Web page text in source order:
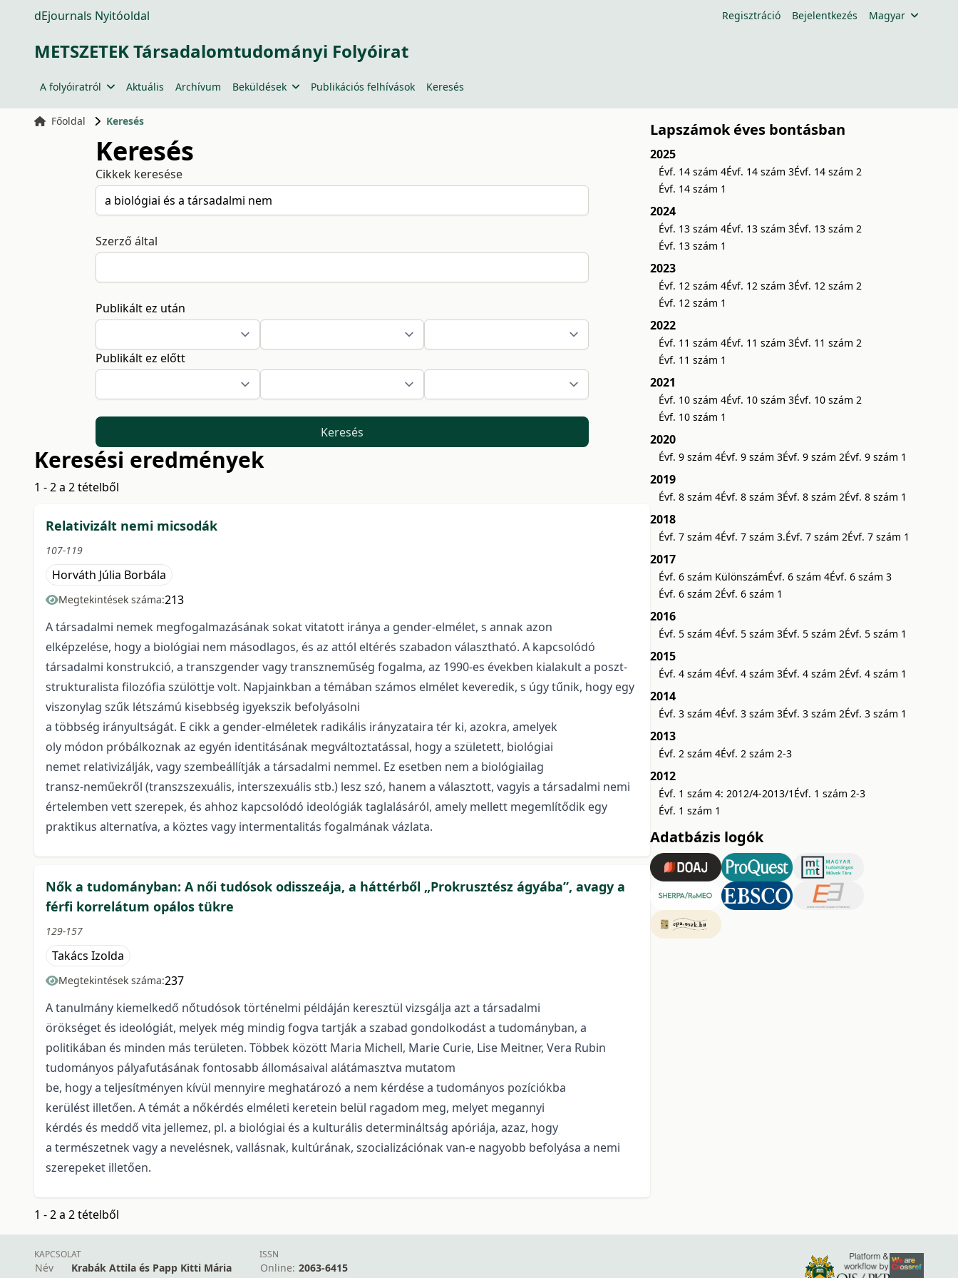
dEjournals Nyitóoldal Regisztráció Bejelentkezés Magyar
METSZETEK Társadalomtudományi Folyóirat
A folyóiratról Aktuális Archívum Beküldések Publikációs felhívások Keresés
Főoldal Keresés
Keresés
Cikkek keresése
Szerző által
Publikált ez után
Publikált ez előtt
Keresés
Keresési eredmények
1 - 2 a 2 tételből
Relativizált nemi micsodák
107-119
Horváth Júlia Borbála
Megtekintések száma:213
A társadalmi nemek megfogalmazásának sokat vitatott iránya a gender-elmélet, s annak azon
elképzelése, hogy a biológiai nem másodlagos, és az attól eltérés szabadon választható. A kapcsolódó
társadalmi konstrukció, a transzgender vagy transzneműség fogalma, az 1990-es években kialakult a poszt-
strukturalista filozófia szülöttje volt. Napjainkban a témában számos elmélet keveredik, s úgy tűnik, hogy egy
viszonylag szűk létszámú kisebbség igyekszik befolyásolni
a többség irányultságát. E cikk a gender-elméletek radikális irányzataira tér ki, azokra, amelyek
oly módon próbálkoznak az egyén identitásának megváltoztatással, hogy a született, biológiai
nemet relativizálják, vagy szembeállítják a társadalmi nemmel. Ez esetben nem a biológiailag
transz-neműekről (transzszexuális, interszexuális stb.) lesz szó, hanem a választott, vagyis a társadalmi nemi
értelemben vett szerepek, és ahhoz kapcsolódó ideológiák taglalásáról, amely mellett megemlítődik egy
praktikus alternatíva, a köztes vagy intermentalitás fogalmának vázlata.
Nők a tudományban: A női tudósok odisszeája, a háttérből „Prokrusztész ágyába”, avagy a
férfi korrelátum opálos tükre
129-157
Takács Izolda
Megtekintések száma:237
A tanulmány kiemelkedő nőtudósok történelmi példáján keresztül vizsgálja azt a társadalmi
örökséget és ideológiát, melyek még mindig fogva tartják a szabad gondolkodást a tudományban, a
politikában és minden más területen. Többek között Maria Michell, Marie Curie, Lise Meitner, Vera Rubin
tudományos pályafutásának fontosabb állomásaival alátámasztva mutatom
be, hogy a teljesítményen kívül mennyire meghatározó a nem kérdése a tudományos pozíciókba
kerülést illetően. A témát a nőkérdés elméleti keretein belül ragadom meg, melyet megannyi
kérdés és meddő vita jellemez, pl. a biológiai és a kulturális determináltság apóriája, azaz, hogy
a természetnek vagy a nevelésnek, vallásnak, kultúrának, szocializációnak van-e nagyobb befolyása a nemi
szerepeket illetően.
1 - 2 a 2 tételből
Lapszámok éves bontásban
2025
Évf. 14 szám 4Évf. 14 szám 3Évf. 14 szám 2
Évf. 14 szám 1
2024
Évf. 13 szám 4Évf. 13 szám 3Évf. 13 szám 2
Évf. 13 szám 1
2023
Évf. 12 szám 4Évf. 12 szám 3Évf. 12 szám 2
Évf. 12 szám 1
2022
Évf. 11 szám 4Évf. 11 szám 3Évf. 11 szám 2
Évf. 11 szám 1
2021
Évf. 10 szám 4Évf. 10 szám 3Évf. 10 szám 2
Évf. 10 szám 1
2020
Évf. 9 szám 4Évf. 9 szám 3Évf. 9 szám 2Évf. 9 szám 1
2019
Évf. 8 szám 4Évf. 8 szám 3Évf. 8 szám 2Évf. 8 szám 1
2018
Évf. 7 szám 4Évf. 7 szám 3.Évf. 7 szám 2Évf. 7 szám 1
2017
Évf. 6 szám KülönszámÉvf. 6 szám 4Évf. 6 szám 3
Évf. 6 szám 2Évf. 6 szám 1
2016
Évf. 5 szám 4Évf. 5 szám 3Évf. 5 szám 2Évf. 5 szám 1
2015
Évf. 4 szám 4Évf. 4 szám 3Évf. 4 szám 2Évf. 4 szám 1
2014
Évf. 3 szám 4Évf. 3 szám 3Évf. 3 szám 2Évf. 3 szám 1
2013
Évf. 2 szám 4Évf. 2 szám 2-3
2012
Évf. 1 szám 4: 2012/4-2013/1 Évf. 1 szám 2-3
Évf. 1 szám 1
Adatbázis logók
KAPCSOLAT
Név
Krabák Attila és Papp Kitti Mária
ISSN
Online: 2063-6415